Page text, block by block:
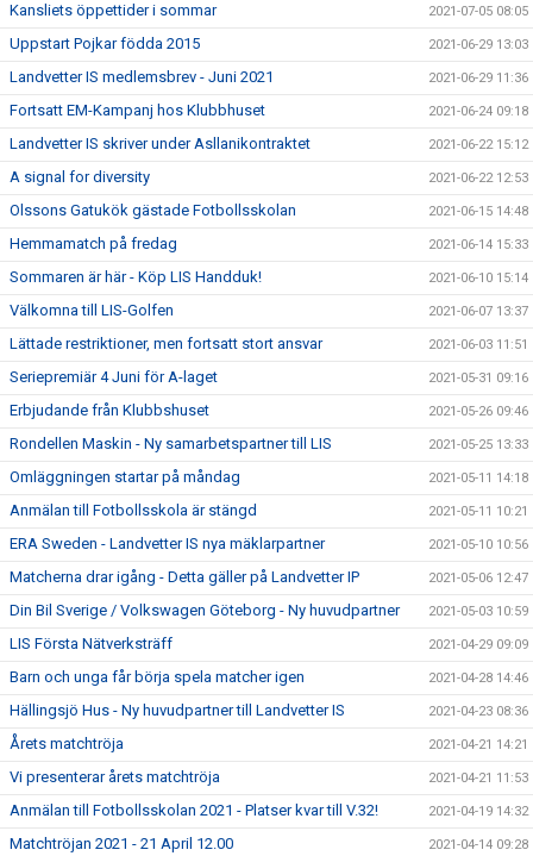
Kansliets öppettider i sommar 2021-07-05 08:05
Uppstart Pojkar födda 2015 2021-06-29 13:03
Landvetter IS medlemsbrev - Juni 2021 2021-06-29 11:36
Fortsatt EM-Kampanj hos Klubbhuset 2021-06-24 09:18
Landvetter IS skriver under Asllanikontraktet 2021-06-22 15:12
A signal for diversity 2021-06-22 12:53
Olssons Gatukök gästade Fotbollsskolan 2021-06-15 14:48
Hemmamatch på fredag 2021-06-14 15:33
Sommaren är här - Köp LIS Handduk! 2021-06-10 15:14
Välkomna till LIS-Golfen 2021-06-07 13:37
Lättade restriktioner, men fortsatt stort ansvar 2021-06-03 11:51
Seriepremiär 4 Juni för A-laget 2021-05-31 09:16
Erbjudande från Klubbshuset 2021-05-26 09:46
Rondellen Maskin - Ny samarbetspartner till LIS 2021-05-25 13:33
Omläggningen startar på måndag 2021-05-11 14:18
Anmälan till Fotbollsskola är stängd 2021-05-11 10:21
ERA Sweden - Landvetter IS nya mäklarpartner 2021-05-10 10:56
Matcherna drar igång - Detta gäller på Landvetter IP 2021-05-06 12:47
Din Bil Sverige / Volkswagen Göteborg - Ny huvudpartner 2021-05-03 10:59
LIS Första Nätverksträff 2021-04-29 09:09
Barn och unga får börja spela matcher igen 2021-04-28 14:46
Hällingsjö Hus - Ny huvudpartner till Landvetter IS 2021-04-23 08:36
Årets matchtröja 2021-04-21 14:21
Vi presenterar årets matchtröja 2021-04-21 11:53
Anmälan till Fotbollsskolan 2021 - Platser kvar till V.32! 2021-04-19 14:32
Matchtröjan 2021 - 21 April 12.00 2021-04-14 09:28